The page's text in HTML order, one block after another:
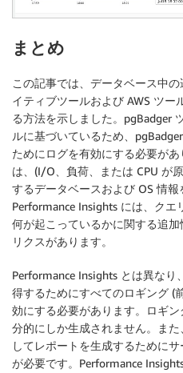
まとめ
この記事では、データベース中
イティブツールおよび AWS ツー
る方法を示しました。pgBadger
ルに基づいているため、
ためにログを有効にする必要が
は、(I/O、負荷、または CPU が
するデータベースおよび OS 情報
Performance Insights には、ク
何が起こっているかに関する追
リクスがあります。
Performance Insights とは異なり
得するためにすべてのロギング (
効にする必要があります。ロギ
分的にしか生成されません。ま
してレポートを生成するために
が必要です。Performance